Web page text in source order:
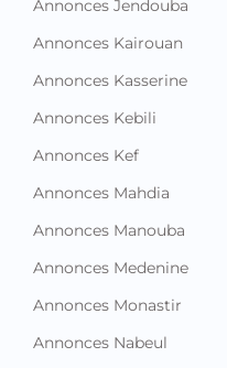
Annonces Jendouba
Annonces Kairouan
Annonces Kasserine
Annonces Kebili
Annonces Kef
Annonces Mahdia
Annonces Manouba
Annonces Medenine
Annonces Monastir
Annonces Nabeul